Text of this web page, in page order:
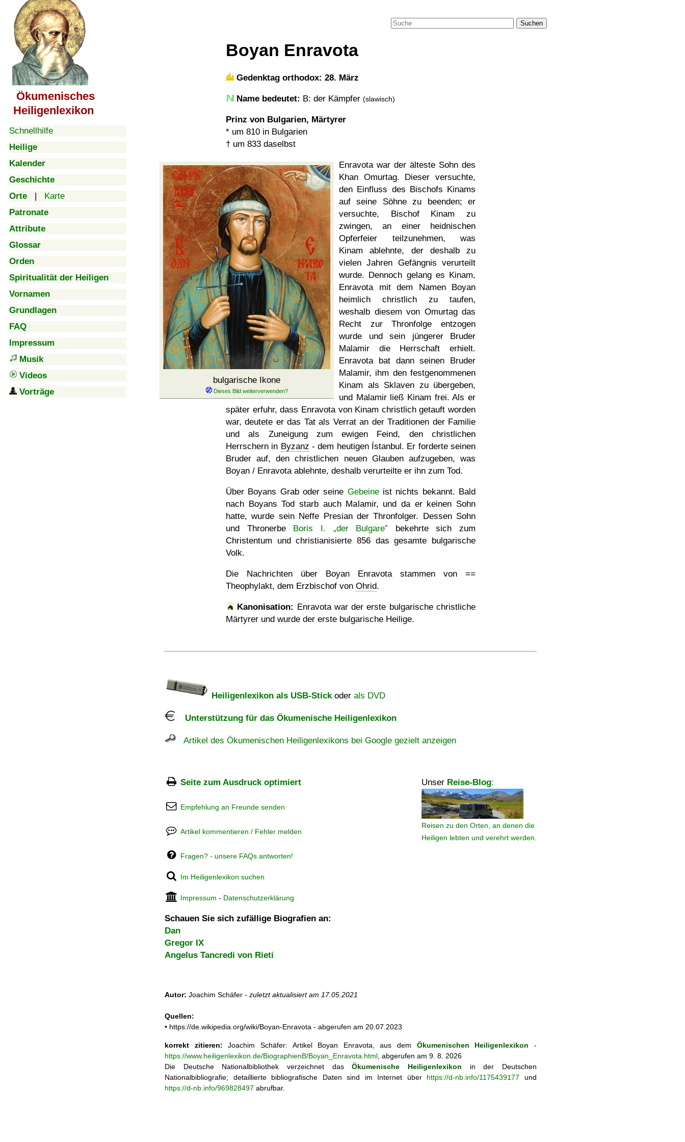
Ökumenisches
Heiligenlexikon
Schnellhilfe
Heilige
Kalender
Geschichte
Orte | Karte
Patronate
Attribute
Glossar
Orden
Spiritualität der Heiligen
Vornamen
Grundlagen
FAQ
Impressum
Musik
Videos
Vorträge
Suchen
Boyan Enravota
Gedenktag orthodox: 28. März
Name bedeutet: B: der Kämpfer (slawisch)
Prinz von Bulgarien, Märtyrer
* um 810 in Bulgarien
† um 833 daselbst
bulgarische Ikone
Enravota war der älteste Sohn des
Khan Omurtag. Dieser versuchte,
den Einfluss des Bischofs Kinams
auf seine Söhne zu beenden; er
versuchte, Bischof Kinam zu
zwingen, an einer heidnischen
Opferfeier teilzunehmen, was
Kinam ablehnte, der deshalb zu
vielen Jahren Gefängnis verurteilt
wurde. Dennoch gelang es Kinam,
Enravota mit dem Namen Boyan
heimlich christlich zu taufen,
weshalb diesem von Omurtag das
Recht zur Thronfolge entzogen
wurde und sein jüngerer Bruder
Malamir die Herrschaft erhielt.
Enravota bat dann seinen Bruder
Malamir, ihm den festgenommenen
Kinam als Sklaven zu übergeben,
und Malamir ließ Kinam frei. Als er
später erfuhr, dass Enravota von Kinam christlich getauft worden
war, deutete er das Tat als Verrat an der Traditionen der Familie
und als Zuneigung zum ewigen Feind, den christlichen
Herrschern in Byzanz - dem heutigen Ístanbul. Er forderte seinen
Bruder auf, den christlichen neuen Glauben aufzugeben, was
Boyan / Enravota ablehnte, deshalb verurteilte er ihn zum Tod.
Über Boyans Grab oder seine Gebeineist nichts bekannt. Bald
nach Boyans Tod starb auch Malamir, und da er keinen Sohn
hatte, wurde sein Neffe Presian der Thronfolger. Dessen Sohn
und Thronerbe Boris I. „der Bulgare” bekehrte sich zum
Christentum und christianisierte 856 das gesamte bulgarische
Volk.
Die Nachrichten über Boyan Enravota stammen von ==
Theophylakt, dem Erzbischof von Ohrid.
Kanonisation: Enravota war der erste bulgarische christliche
Märtyrer und wurde der erste bulgarische Heilige.
Heiligenlexikon als USB-Stickoder als DVD
Unterstützung für das Ökumenische Heiligenlexikon
Artikel des Ökumenischen Heiligenlexikons bei Google gezielt anzeigen
Seite zum Ausdruck optimiert Unser Reise-Blog:
Reisen zu den Orten, an denen die
Heiligen lebten und verehrt werden.
Empfehlung an Freunde senden
Artikel kommentieren / Fehler melden
Fragen? - unsere FAQs antworten!
Im Heiligenlexikon suchen
Impressum - Datenschutzerklärung
Schauen Sie sich zufällige Biografien an:
Dan
Gregor IX
Angelus Tancredi von Rieti
Autor: Joachim Schäfer - zuletzt aktualisiert am 17.05.2021
Quellen:
• https://de.wikipedia.org/wiki/Boyan-Enravota - abgerufen am 20.07.2023
korrekt zitieren: Joachim Schäfer: Artikel Boyan Enravota, aus dem Ökumenischen Heiligenlexikon -
https://www.heiligenlexikon.de/BiographienB/Boyan_Enravota.html , abgerufen am 9. 8. 2026
Die Deutsche Nationalbibliothek verzeichnet dasÖkumenische Heiligenlexikon in der Deutschen
Nationalbibliografie; detaillierte bibliografische Daten sind im Internet über https://d-nb.info/1175439177 und
https://d-nb.info/969828497 abrufbar.